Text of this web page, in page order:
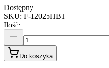
Dostępny
SKU: F-12025HBT
Ilość:
Do koszyka